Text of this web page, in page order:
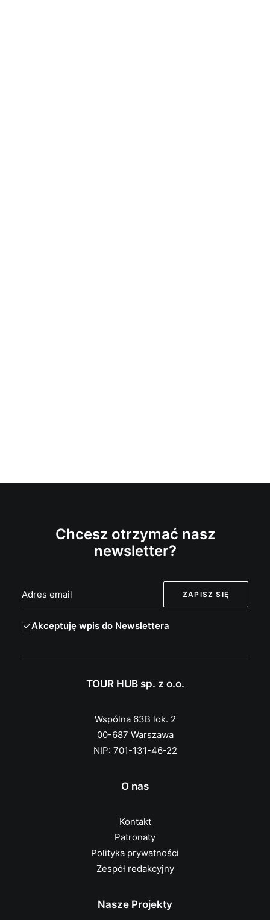
Chcesz otrzymać nasz
newsletter?
Akceptuję wpis do Newslettera
TOUR HUB sp. z o.o.
Wspólna 63B lok. 2
00-687 Warszawa
NIP: 701-131-46-22
O nas
Kontakt
Patronaty
Polityka prywatności
Zespół redakcyjny
Nasze Projekty